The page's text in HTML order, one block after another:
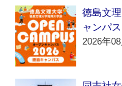
徳島文
ャンパ
2026年